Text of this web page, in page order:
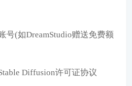
号(如DreamStudio赠送免费额
Diffusion许可证协议